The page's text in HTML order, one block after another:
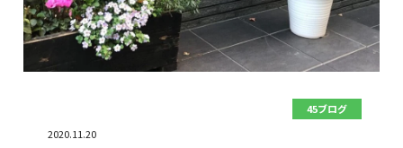
45ブログ
2020.11.20